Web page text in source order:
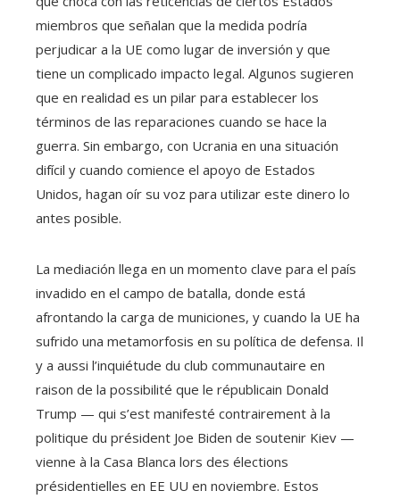
miembros que señalan que la medida podría
perjudicar a la UE como lugar de inversión y que
tiene un complicado impacto legal. Algunos sugieren
que en realidad es un pilar para establecer los
términos de las reparaciones cuando se hace la
guerra. Sin embargo, con Ucrania en una situación
difícil y cuando comience el apoyo de Estados
Unidos, hagan oír su voz para utilizar este dinero lo
antes posible.
La mediación llega en un momento clave para el país
invadido en el campo de batalla, donde está
afrontando la carga de municiones, y cuando la UE ha
sufrido una metamorfosis en su política de defensa. Il
y a aussi l’inquiétude du club communautaire en
raison de la possibilité que le républicain Donald
Trump — qui s’est manifesté contrairement à la
politique du président Joe Biden de soutenir Kiev —
vienne à la Casa Blanca lors des élections
présidentielles en EE UU en noviembre. Estos